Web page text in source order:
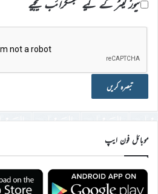
نیوز لیٹر کے لیے سبسکرائب کیجیے
موبائل فون ایپ